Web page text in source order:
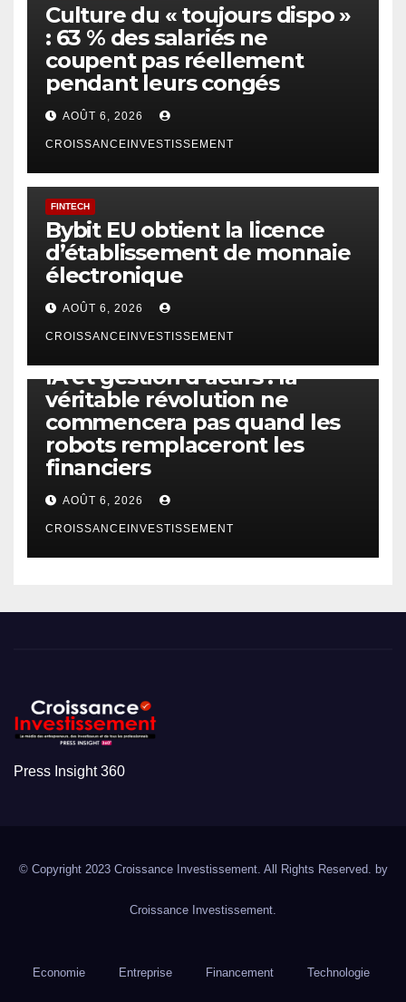
Culture du « toujours dispo »
: 63 % des salariés ne
coupent pas réellement
pendant leurs congés
AOÛT 6, 2026
CROISSANCEINVESTISSEMENT
FINTECH
Bybit EU obtient la licence
d’établissement de monnaie
électronique
AOÛT 6, 2026
CROISSANCEINVESTISSEMENT
IA et gestion d’actifs : la
véritable révolution ne
commencera pas quand les
robots remplaceront les
financiers
AOÛT 6, 2026
CROISSANCEINVESTISSEMENT
Press Insight 360
© Copyright 2023 Croissance Investissement. All Rights Reserved. by
Croissance Investissement.
Economie Entreprise Financement Technologie